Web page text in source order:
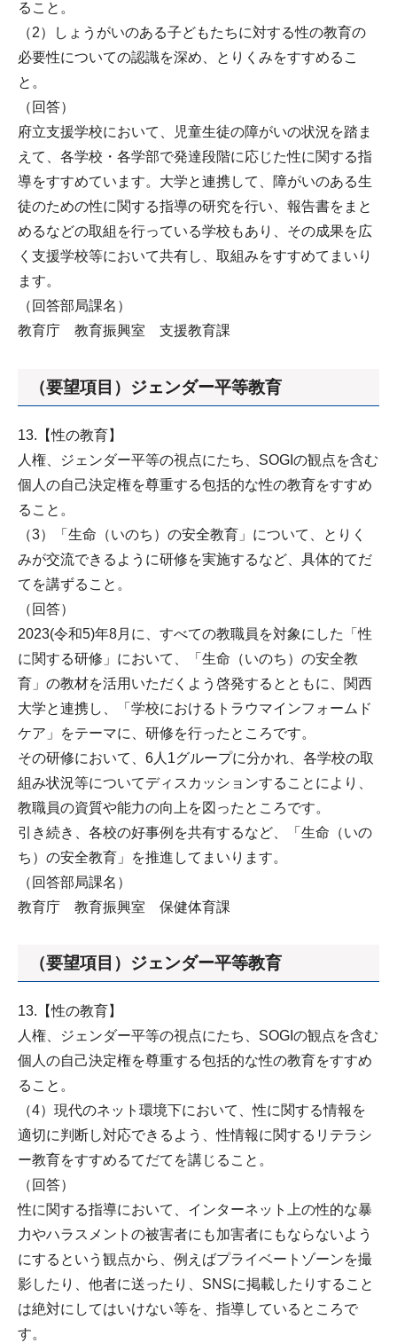
ること。
（2）しょうがいのある子どもたちに対する性の教育の
必要性についての認識を深め、とりくみをすすめるこ
と。
（回答）
府立支援学校において、児童生徒の障がいの状況を踏ま
えて、各学校・各学部で発達段階に応じた性に関する指
導をすすめています。大学と連携して、障がいのある生
徒のための性に関する指導の研究を行い、報告書をまと
めるなどの取組を行っている学校もあり、その成果を広
く支援学校等において共有し、取組みをすすめてまいり
ます。
（回答部局課名）
教育庁 教育振興室 支援教育課
（要望項目）ジェンダー平等教育
13.【性の教育】
人権、ジェンダー平等の視点にたち、SOGIの観点を含む
個人の自己決定権を尊重する包括的な性の教育をすすめ
ること。
（3）「生命（いのち）の安全教育」について、とりく
みが交流できるように研修を実施するなど、具体的てだ
てを講ずること。
（回答）
2023(令和5)年8月に、すべての教職員を対象にした「性
に関する研修」において、「生命（いのち）の安全教
育」の教材を活用いただくよう啓発するとともに、関西
大学と連携し、「学校におけるトラウマインフォームド
ケア」をテーマに、研修を行ったところです。
その研修において、6人1グループに分かれ、各学校の取
組み状況等についてディスカッションすることにより、
教職員の資質や能力の向上を図ったところです。
引き続き、各校の好事例を共有するなど、「生命（いの
ち）の安全教育」を推進してまいります。
（回答部局課名）
教育庁 教育振興室 保健体育課
（要望項目）ジェンダー平等教育
13.【性の教育】
人権、ジェンダー平等の視点にたち、SOGIの観点を含む
個人の自己決定権を尊重する包括的な性の教育をすすめ
ること。
（4）現代のネット環境下において、性に関する情報を
適切に判断し対応できるよう、性情報に関するリテラシ
ー教育をすすめるてだてを講じること。
（回答）
性に関する指導において、インターネット上の性的な暴
力やハラスメントの被害者にも加害者にもならないよう
にするという観点から、例えばプライベートゾーンを撮
影したり、他者に送ったり、SNSに掲載したりすること
は絶対にしてはいけない等を、指導しているところで
す。